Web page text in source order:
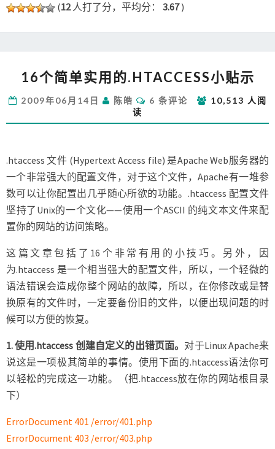
(12人打了分，平均分： 3.67)
个
单
实
小
贴
示
16个简单实用的.HTACCESS小贴示
2009年06月14日 陈皓
评
论
6 条评论
10,513 人阅
读
.htaccess 文件 (Hypertext Access file) 是Apache Web服务器的
一个非常强大的配置文件，对于这个文件，Apache有一堆参
数可以让你配置出几乎随心所欲的功能。.htaccess 配置文件
坚持了Unix的一个文化——使用一个ASCII 的纯文本文件来配
置你的网站的访问策略。
这篇文章包括了16个非常有用的小技巧。另外，因
为.htaccess 是一个相当强大的配置文件，所以，一个轻微的
语法错误会造成你整个网站的故障，所以，在你修改或是替
换原有的文件时，一定要备份旧的文件，以便出现问题的时
候可以方便的恢复。
1. 使用.htaccess 创建自定义的出错页面。 对于Linux Apache来
说这是一项极其简单的事情。使用下面的.htaccess语法你可
以轻松的完成这一功能。（把.htaccess放在你的网站根目录
下）
ErrorDocument 401 /error/401.php
ErrorDocument 403 /error/403.php